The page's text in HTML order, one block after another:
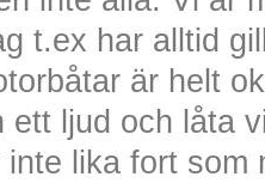
t.ex har alltid
är helt
ett ljud och låta
lika fort som